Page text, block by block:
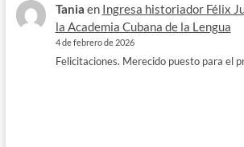
Tania en Ingresa historiador Félix
la Academia Cubana de la Lengua
4 de febrero de 2026
Felicitaciones. Merecido puesto para el